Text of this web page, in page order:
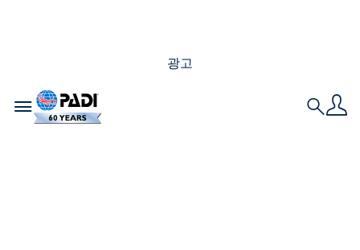
광고
Toggle navigation Search